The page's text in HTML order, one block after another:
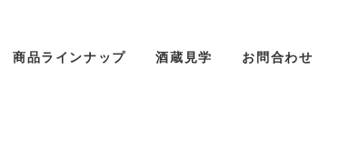
商品ラインナップ 酒蔵見学 お問合わせ